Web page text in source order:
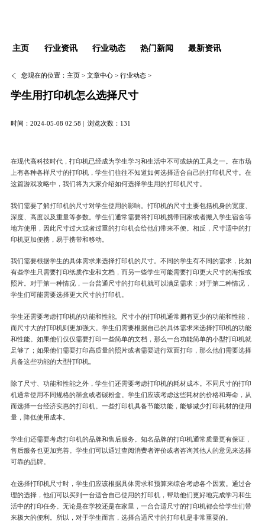
主页 行业资讯 行业动态 热门新闻 最新资讯
您现在的位置：主页 >文章中心 >行业动态 >
学生用打印机怎么选择尺寸
时间：2024-05-08 02:58 | 浏览次数：131
在现代高科技时代，打印机已经成为学生学习和生活中不可或缺的工具之一。在市场
上有各种各样尺寸的打印机，学生们往往不知道如何选择适合自己的打印机尺寸。在
这篇游戏攻略中，我们将为大家介绍如何选择学生用的打印机尺寸。
我们需要了解打印机的尺寸对学生使用的影响。打印机的尺寸主要包括机身的宽度、
深度、高度以及重量等参数。学生们通常需要将打印机携带回家或者搬入学生宿舍等
地方使用，因此尺寸过大或者过重的打印机会给他们带来不便。相反，尺寸适中的打
印机更加便携，易于携带和移动。
我们需要根据学生的具体需求来选择打印机的尺寸。不同的学生有不同的需求，比如
有些学生只需要打印纸质作业和文档，而另一些学生可能需要打印更大尺寸的海报或
照片。对于第一种情况，一台普通尺寸的打印机就可以满足需求；对于第二种情况，
学生们可能需要选择更大尺寸的打印机。
学生还需要考虑打印机的功能和性能。尺寸小的打印机通常拥有更少的功能和性能，
而尺寸大的打印机则更加强大。学生们需要根据自己的具体需求来选择打印机的功能
和性能。如果他们仅仅需要打印一些简单的文档，那么一台功能简单的小型打印机就
足够了；如果他们需要打印高质量的照片或者需要进行双面打印，那么他们需要选择
具备这些功能的大型打印机。
除了尺寸、功能和性能之外，学生们还需要考虑打印机的耗材成本。不同尺寸的打印
机通常使用不同规格的墨盒或者碳粉盒。学生们应该考虑这些耗材的价格和寿命，从
而选择一台经济实惠的打印机。一些打印机具备节能功能，能够减少打印耗材的使用
量，降低使用成本。
学生们还需要考虑打印机的品牌和售后服务。知名品牌的打印机通常质量更有保证，
售后服务也更加完善。学生们可以通过查阅消费者评价或者咨询其他人的意见来选择
可靠的品牌。
在选择打印机尺寸时，学生们应该根据具体需求和预算来综合考虑各个因素。通过合
理的选择，他们可以买到一台适合自己使用的打印机，帮助他们更好地完成学习和生
活中的打印任务。无论是在学校还是在家里，一台合适尺寸的打印机都会给学生们带
来极大的便利。所以，对于学生而言，选择合适尺寸的打印机是非常重要的。